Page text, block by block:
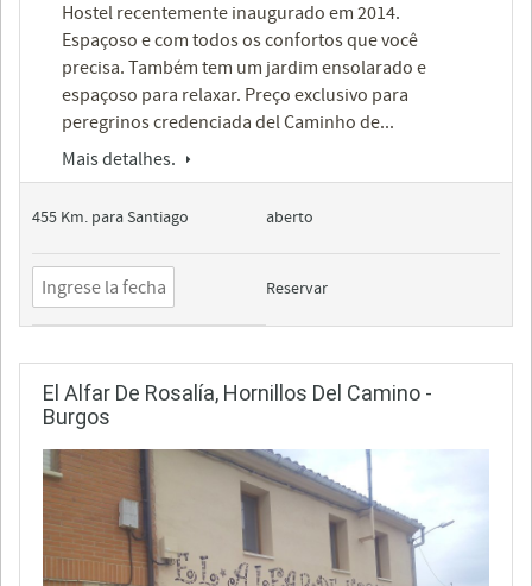
Hostel recentemente inaugurado em 2014.
Espaçoso e com todos os confortos que você
precisa. Também tem um jardim ensolarado e
espaçoso para relaxar. Preço exclusivo para
peregrinos credenciada del Caminho de...
Mais detalhes.
455 Km. para Santiago aberto
Reservar
El Alfar De Rosalía, Hornillos Del Camino -
Burgos